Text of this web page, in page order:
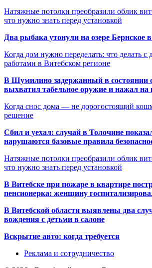
Натяжные потолки преобразили облик
что нужно знать перед установкой
Два рыбака утонули на озере Бернское
Когда дом нужно переделать: что делать
работами в Витебском регионе
В Шумилино задержанный в состоянии
выхватил табельное оружие и нажал на
Когда снос дома — не дорогостоящий
решение
Сбил и уехал: случай в Толочине
нарушаются базовые правила
Натяжные потолки преобразили облик
что нужно знать перед установкой
В Витебске при пожаре в квартире
пенсионерка: женщину
В Витебской области выявлены два
вождения с детьми в салоне
Вскрытие авто: когда требуется
Реклама и сотрудничество